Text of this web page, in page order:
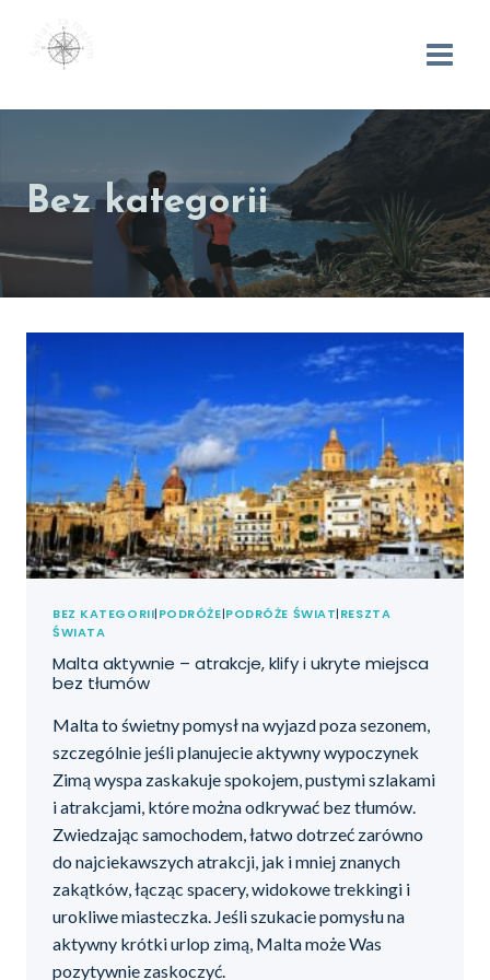
Bez kategorii
BEZ KATEGORII|PODRÓŻE|PODRÓŻE ŚWIAT|RESZTA
ŚWIATA
Malta aktywnie – atrakcje, klify i ukryte miejsca
bez tłumów
Malta to świetny pomysł na wyjazd poza sezonem,
szczególnie jeśli planujecie aktywny wypoczynek
Zimą wyspa zaskakuje spokojem, pustymi szlakami
i atrakcjami, które można odkrywać bez tłumów.
Zwiedzając samochodem, łatwo dotrzeć zarówno
do najciekawszych atrakcji, jak i mniej znanych
zakątków, łącząc spacery, widokowe trekkingi i
urokliwe miasteczka. Jeśli szukacie pomysłu na
aktywny krótki urlop zimą, Malta może Was
pozytywnie zaskoczyć.